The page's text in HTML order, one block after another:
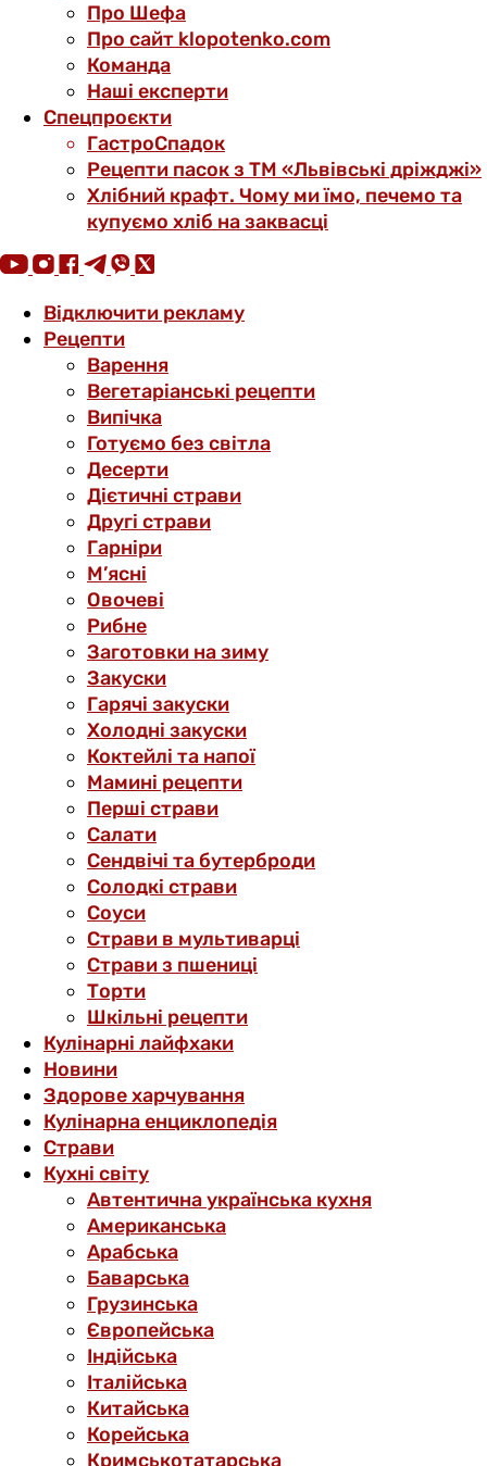
Про Шефа
Про сайт klopotenko.com
Команда
Наші експерти
Спецпроєкти
ГастроСпадок
Рецепти пасок з ТМ «Львівські дріжджі»
Хлібний крафт. Чому ми їмо, печемо та
купуємо хліб на заквасці
Відключити рекламу
Рецепти
Варення
Вегетаріанські рецепти
Випічка
Готуємо без світла
Десерти
Дієтичні страви
Другі страви
Гарніри
М’ясні
Овочеві
Рибне
Заготовки на зиму
Закуски
Гарячі закуски
Холодні закуски
Коктейлі та напої
Мамині рецепти
Перші страви
Салати
Сендвічі та бутерброди
Солодкі страви
Соуси
Страви в мультиварці
Страви з пшениці
Торти
Шкільні рецепти
Кулінарні лайфхаки
Новини
Здорове харчування
Кулінарна енциклопедія
Страви
Кухні світу
Автентична українська кухня
Американська
Арабська
Баварська
Грузинська
Європейська
Індійська
Італійська
Китайська
Корейська
Кримськотатарська